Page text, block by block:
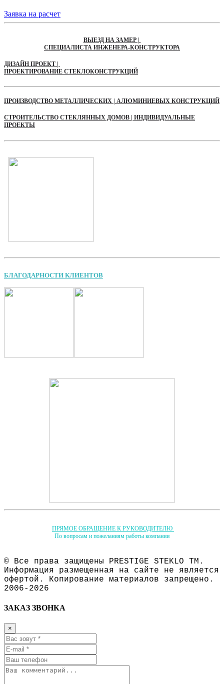
Заявка на расчет
ВЫЕЗД НА ЗАМЕР |
СПЕЦИАЛИСТА ИНЖЕНЕРА-КОНСТРУКТОРА
ДИЗАЙН ПРОЕКТ |
ПРОЕКТИРОВАНИЕ СТЕКЛОКОНСТРУКЦИЙ
ПРОИЗВОДСТВО МЕТАЛЛИЧЕСКИХ | АЛЮМИНИЕВЫХ КОНСТРУКЦИЙ
СТРОИТЕЛЬСТВО СТЕКЛЯННЫХ ДОМОВ | ИНДИВИДУАЛЬНЫЕ
ПРОЕКТЫ
БЛАГОДАРНОСТИ КЛИЕНТОВ
ПРЯМОЕ ОБРАЩЕНИЕ К РУКОВОДИТЕЛЮ
По вопросам и пожеланиям работы компании
© Все права защищены PRESTIGE STEKLO ТМ.
Информация размещенная на сайте не является
офертой. Копирование материалов запрещено.
2006-2026
ЗАКАЗ ЗВОНКА
×